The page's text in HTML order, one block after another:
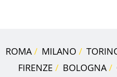
ROMA MILANO
FIRENZE
BOLOGNA